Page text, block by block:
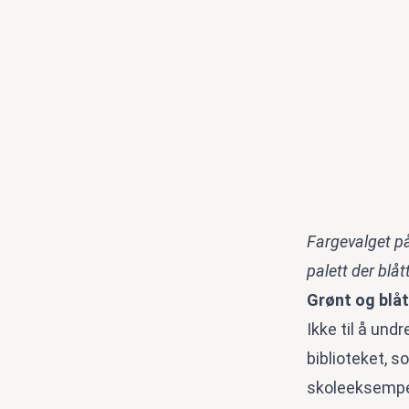
Fargevalget
palett der
Grønt og
Ikke til å
biblioteket,